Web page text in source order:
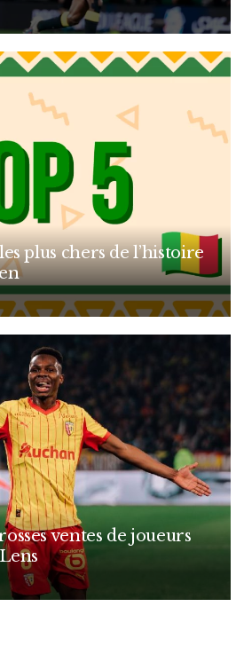
plus chers de l’histoire
ventes de joueurs